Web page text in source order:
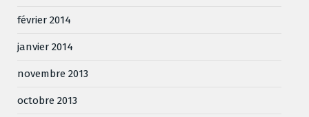
février 2014
janvier 2014
novembre 2013
octobre 2013